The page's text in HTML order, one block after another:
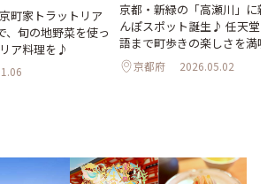
町家トラットリア
、旬の地野菜を使っ
ア料理を♪
京都・新緑の「高瀬川」に新
んぽスポット誕生♪ 任天堂か
語まで町歩きの楽しさを満喫
京都府 2026.05.02